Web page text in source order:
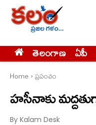
తెలంగాణ ఏపీ
Home ప్రపంచం
హసీనాకు
By Kalam Desk